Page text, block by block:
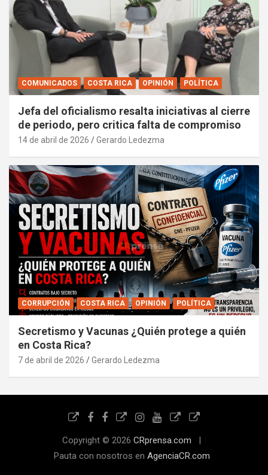
COMUNICADOS COSTA RICA OPINIÓN POLÍTICA
Jefa del oficialismo resalta iniciativas al cierre
de periodo, pero critica falta de compromiso
14 de abril de 2026 Gerardo Ledezma
CORRUPCIÓN COSTA RICA OPINIÓN POLÍTICA
Secretismo y Vacunas ¿Quién protege a quién
en Costa Rica?
7 de abril de 2026 Gerardo Ledezma
Copyright © 2026 CRprensa.com
Pauta con nosotros en AgenciaCR.com